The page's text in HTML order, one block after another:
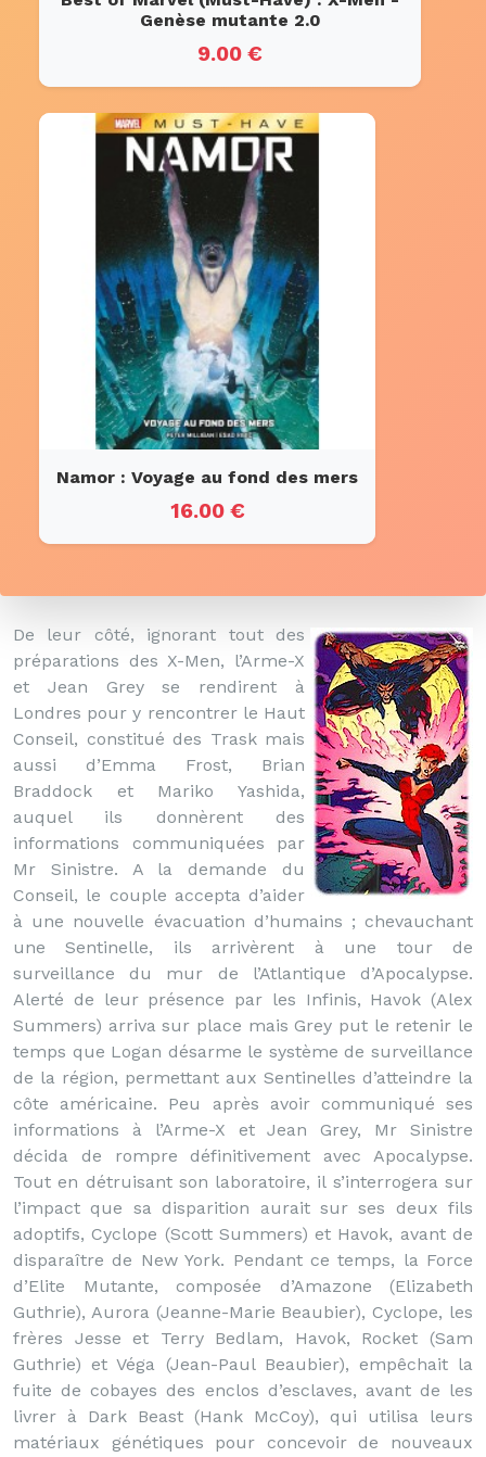
Genèse mutante 2.0
9.00 €
Namor : Voyage au fond des mers
16.00 €
De leur côté, ignorant tout des
préparations des X-Men, l’Arme-X
et Jean Grey se rendirent à
Londres pour y rencontrer le Haut
Conseil, constitué des Trask mais
aussi d’Emma Frost, Brian
Braddock et Mariko Yashida,
auquel ils donnèrent des
informations communiquées par
Mr Sinistre. A la demande du
Conseil, le couple accepta d’aider
à une nouvelle évacuation d’humains ; chevauchant
une Sentinelle, ils arrivèrent à une tour de
surveillance du mur de l’Atlantique d’Apocalypse.
Alerté de leur présence par les Infinis, Havok (Alex
Summers) arriva sur place mais Grey put le retenir le
temps que Logan désarme le système de surveillance
de la région, permettant aux Sentinelles d’atteindre la
côte américaine. Peu après avoir communiqué ses
informations à l’Arme-X et Jean Grey, Mr Sinistre
décida de rompre définitivement avec Apocalypse.
Tout en détruisant son laboratoire, il s’interrogera sur
l’impact que sa disparition aurait sur ses deux fils
adoptifs, Cyclope (Scott Summers) et Havok, avant de
disparaître de New York. Pendant ce temps, la Force
d’Elite Mutante, composée d’Amazone (Elizabeth
Guthrie), Aurora (Jeanne-Marie Beaubier), Cyclope, les
frères Jesse et Terry Bedlam, Havok, Rocket (Sam
Guthrie) et Véga (Jean-Paul Beaubier), empêchait la
fuite de cobayes des enclos d’esclaves, avant de les
livrer à Dark Beast (Hank McCoy), qui utilisa leurs
matériaux génétiques pour concevoir de nouveaux